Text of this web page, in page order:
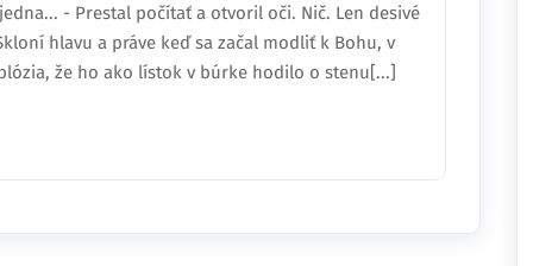
- Prestal počítať a otvoril oči. Nič. Len desivé
hlavu a práve keď sa začal modliť k Bohu, v
že ho ako lístok v búrke hodilo o stenu[...]